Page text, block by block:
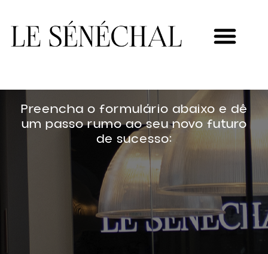
Preencha o formulário abaixo e dê
um passo rumo ao seu novo futuro
de sucesso: